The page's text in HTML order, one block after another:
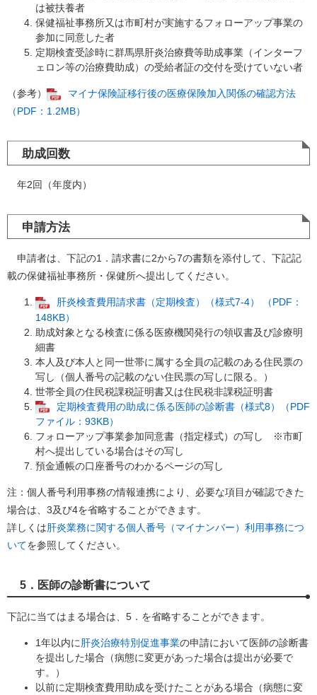
は被扶養者
保健福祉事務所又は市町村が実施するフォローアップ事業の
参加に同意した者
定期検査受診時に群馬県肝炎治療費等助成事業（インターフ
ェロン等の治療費助成）の受給者証の交付を受けていない者
（参考）
マイナ保険証移行後の医療保険加入関係の確認方法
（PDF：1.2MB）
助成回数
年2回（年度内）
申請方法
申請者は、下記の1．請求書に2から7の書類を添付して、下記記
載の保健福祉事務所・保健所へ提出してください。
肝炎検査費用請求書（定期検査）（様式7‐4） （PDF：
148KB）
助成対象となる検査に係る医療機関発行の領収書及び診療明
細書
本人及び本人と同一世帯に属する全員の記載のある住民票の
写し（個人番号の記載のない住民票の写しに限る。）
世帯全員の住民税課税証明書又は住民税非課税証明書
定期検査費用の助成に係る医師の診断書（様式8）（PDF
ファイル：93KB）
フォローアップ事業参加同意書（指定様式）の写し ※市町
村へ提出している場合はその写し
預金通帳の口座番号のわかるページの写し
注：個人番号利用事務の情報連携により、必要な項目が確認できた
場合は、3及び4を省略することができます。
詳しくは肝炎業務に関する個人番号（マイナンバー）利用事務につ
いてを参照してください。
5．医師の診断書について
下記に当てはまる場合は、5．を省略することができます。
1年以内に肝炎治療特別促進事業の申請において医師の診断書
を提出した場合（病態に変更があった場合は提出が必要で
す。）
以前に定期検査費用助成を受けたことがある場合（病態に変